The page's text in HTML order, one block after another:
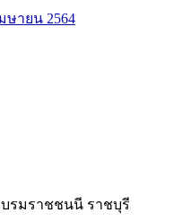
ษายน 2564
บรมราชชนนี ราชบุรี